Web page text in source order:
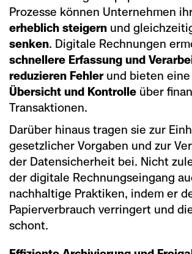
Prozesse können Unternehmen
erheblich steigern und
senken. Digitale Rechnungen
schnellere Erfassung und
reduzieren Fehlerund bieten eine
Übersicht und Kontrolle über
Transaktionen.
Darüber hinaus tragen sie zur
gesetzlicher Vorgaben und zur
der Datensicherheit bei. Nicht
der digitale Rechnungseingang
nachhaltige Praktiken, indem er
Papierverbrauch verringert und
schont.